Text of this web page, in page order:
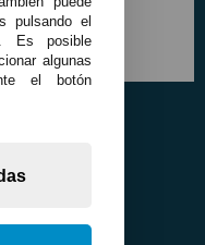
pulsando el
Es posible
algunas
el botón